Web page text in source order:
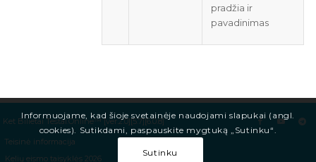
pradžia ir
pavadinimas
Ket Bilietai Testai.Online™ [ver.2.0][5.7][6.0.8]
Teisinė informacija
Kelių eismo taisyklės 2026
Informuojame, kad šioje svetainėje naudojami slapukai (angl.
cookies). Sutikdami, paspauskite mygtuką „Sutinku“.
Sutinku